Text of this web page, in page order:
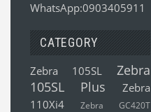
WhatsApp:0903405911
CATEGORY
Zebra 105SL
Zebra
105SL Plus
Zebra
110Xi4
Zebra GC420T